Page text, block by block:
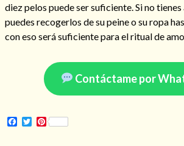
Consulta de tarot online
diez pelos puede ser suficiente. Si no tienes
puedes recogerlos de su peine o su ropa
con eso será suficiente para el ritual de
Contáctame por
Facebook
Twitter
Pinterest